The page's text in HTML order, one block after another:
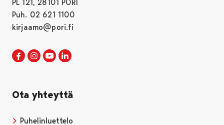
PL 121, 28101 PORI
Puh. 02 621 1100
kirjaamo@pori.fi
Porin kaupunki Facebookissa
Avautuu uudessa välilehdessä
Porin kaupunki Instagramissa
Avautuu uudessa välilehdessä
Porin kaupunki Youtubessa
Avautuu uudessa välilehdessä
Ota yhteyttä
Puhelinluettelo